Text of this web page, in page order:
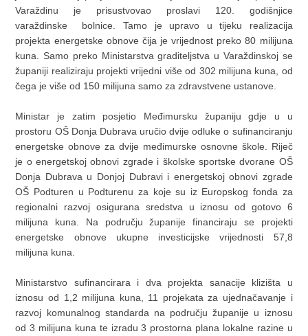
Varaždinu je prisustvovao proslavi 120. godišnjice
varaždinske bolnice. Tamo je upravo u tijeku realizacija
projekta energetske obnove čija je vrijednost preko 80 milijuna
kuna. Samo preko Ministarstva graditeljstva u Varaždinskoj se
županiji realiziraju projekti vrijedni više od 302 milijuna kuna, od
čega je više od 150 milijuna samo za zdravstvene ustanove.
Ministar je zatim posjetio Međimursku županiju gdje u u
prostoru OŠ Donja Dubrava uručio dvije odluke o sufinanciranju
energetske obnove za dvije međimurske osnovne škole. Riječ
je o energetskoj obnovi zgrade i školske sportske dvorane OŠ
Donja Dubrava u Donjoj Dubravi i energetskoj obnovi zgrade
OŠ Podturen u Podturenu za koje su iz Europskog fonda za
regionalni razvoj osigurana sredstva u iznosu od gotovo 6
milijuna kuna. Na području županije financiraju se projekti
energetske obnove ukupne investicijske vrijednosti 57,8
milijuna kuna.
Ministarstvo sufinancirara i dva projekta sanacije klizišta u
iznosu od 1,2 milijuna kuna, 11 projekata za ujednačavanje i
razvoj komunalnog standarda na području županije u iznosu
od 3 milijuna kuna te izradu 3 prostorna plana lokalne razine u